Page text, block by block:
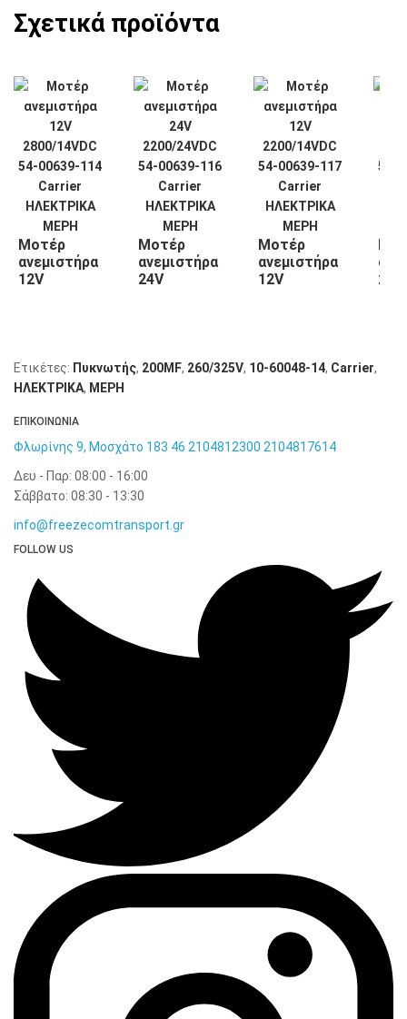
Σχετικά προϊόντα
Μοτέρ
ανεμιστήρα
12V
Μοτέρ
ανεμιστήρα
24V
Μοτέρ
ανεμιστήρα
12V
24V
Ετικέτες: Πυκνωτής, 200MF, 260/325V, 10-60048-14, Carrier,
ΗΛΕΚΤΡΙΚΑ, ΜΕΡΗ
ΕΠΙΚΟΙΝΩΝΙΑ
Φλωρίνης 9, Μοσχάτο 183 46 2104812300 2104817614
Δευ - Παρ: 08:00 - 16:00
Σάββατο: 08:30 - 13:30
info@freezecomtransport.gr
FOLLOW US